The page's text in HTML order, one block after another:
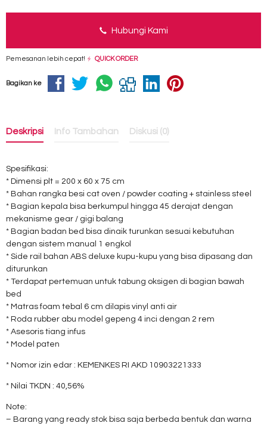
Hubungi Kami
Pemesanan lebih cepat! QUICK ORDER
Bagikan ke
Deskripsi Info Tambahan Diskusi (0)
Spesifikasi:
* Dimensi plt = 200 x 60 x 75 cm
* Bahan rangka besi cat oven / powder coating + stainless steel
* Bagian kepala bisa berkumpul hingga 45 derajat dengan
mekanisme gear / gigi balang
* Bagian badan bed bisa dinaik turunkan sesuai kebutuhan
dengan sistem manual 1 engkol
* Side rail bahan ABS deluxe kupu-kupu yang bisa dipasang dan
diturunkan
* Terdapat pertemuan untuk tabung oksigen di bagian bawah
bed
* Matras foam tebal 6 cm dilapis vinyl anti air
* Roda rubber abu model gepeng 4 inci dengan 2 rem
* Asesoris tiang infus
* Model paten
* Nomor izin edar : KEMENKES RI AKD 10903221333
* Nilai TKDN : 40,56%
Note:
– Barang yang ready stok bisa saja berbeda bentuk dan warna